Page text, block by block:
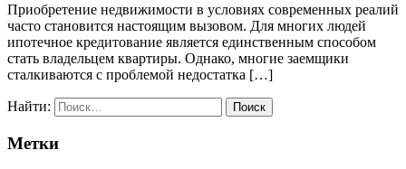
Приобретение недвижимости в условиях современных реалий
часто становится настоящим вызовом. Для многих людей
ипотечное кредитование является единственным способом
стать владельцем квартиры. Однако, многие заемщики
сталкиваются с проблемой недостатка […]
Найти:
Метки